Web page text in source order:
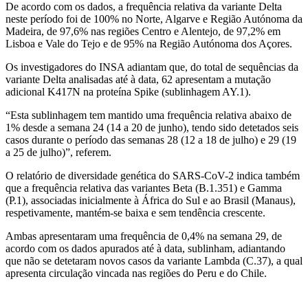
De acordo com os dados, a frequência relativa da variante Delta
neste período foi de 100% no Norte, Algarve e Região Autónoma da
Madeira, de 97,6% nas regiões Centro e Alentejo, de 97,2% em
Lisboa e Vale do Tejo e de 95% na Região Autónoma dos Açores.
Os investigadores do INSA adiantam que, do total de sequências da
variante Delta analisadas até à data, 62 apresentam a mutação
adicional K417N na proteína Spike (sublinhagem AY.1).
“Esta sublinhagem tem mantido uma frequência relativa abaixo de
1% desde a semana 24 (14 a 20 de junho), tendo sido detetados seis
casos durante o período das semanas 28 (12 a 18 de julho) e 29 (19
a 25 de julho)”, referem.
O relatório de diversidade genética do SARS-CoV-2 indica também
que a frequência relativa das variantes Beta (B.1.351) e Gamma
(P.1), associadas inicialmente à África do Sul e ao Brasil (Manaus),
respetivamente, mantém-se baixa e sem tendência crescente.
Ambas apresentaram uma frequência de 0,4% na semana 29, de
acordo com os dados apurados até à data, sublinham, adiantando
que não se detetaram novos casos da variante Lambda (C.37), a qual
apresenta circulação vincada nas regiões do Peru e do Chile.